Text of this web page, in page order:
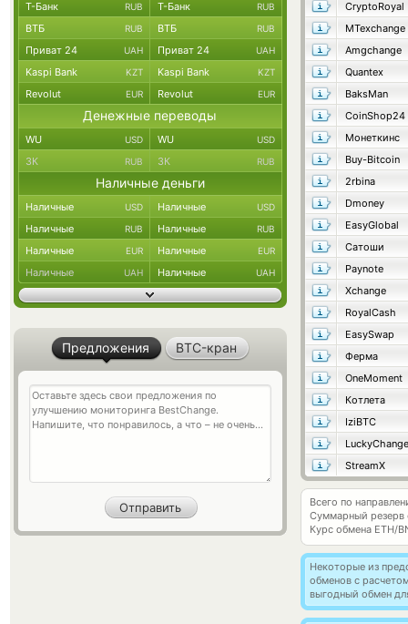
CryptoRoyal
MTexchange
Amgchange
Quantex
BaksMan
CoinShop24
Монеткинс
Buy-Bitcoin
2rbina
Dmoney
EasyGlobal
Сатоши
Paynote
Xchange
RoyalCash
EasySwap
Ферма
OneMoment
Котлета
IziBTC
LuckyChange
StreamX
Всего по
Суммарный резерв
Курс обмена ETH/
Некоторые из
обменов с
выгодный обмен
Т-Банк RUB Т-Банк RUB
ВТБ RUB ВТБ RUB
Приват 24 UAH Приват 24 UAH
Kaspi Bank KZT Kaspi Bank KZT
Revolut EUR Revolut EUR
Денежные переводы
WU USD WU USD
ЗК RUB ЗК RUB
Наличные деньги
Наличные USD Наличные USD
Наличные RUB Наличные RUB
Наличные EUR Наличные EUR
Наличные UAH Наличные UAH
Предложения BTC-кран